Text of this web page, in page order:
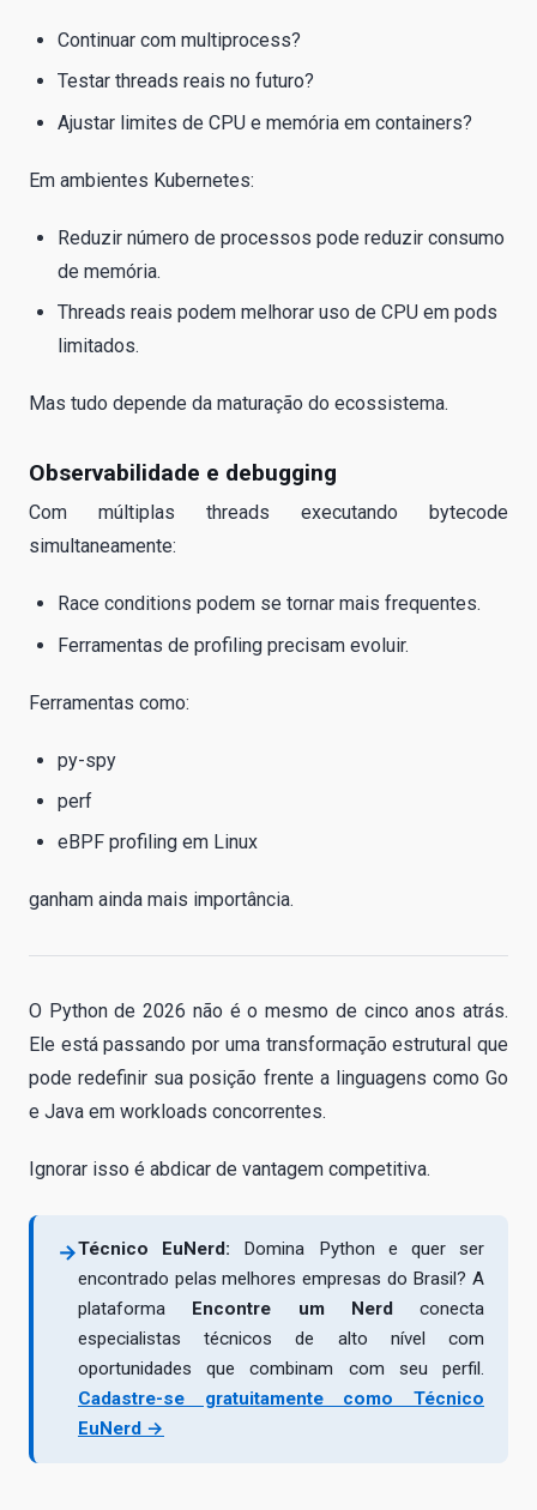
Continuar com multiprocess?
Testar threads reais no futuro?
Ajustar limites de CPU e memória em containers?
Em ambientes Kubernetes:
Reduzir número de processos pode reduzir consumo
de memória.
Threads reais podem melhorar uso de CPU em pods
limitados.
Mas tudo depende da maturação do ecossistema.
Observabilidade e debugging
Com múltiplas threads executando bytecode
simultaneamente:
Race conditions podem se tornar mais frequentes.
Ferramentas de profiling precisam evoluir.
Ferramentas como:
py-spy
perf
eBPF profiling em Linux
ganham ainda mais importância.
O Python de 2026 não é o mesmo de cinco anos atrás.
Ele está passando por uma transformação estrutural que
pode redefinir sua posição frente a linguagens como Go
e Java em workloads concorrentes.
Ignorar isso é abdicar de vantagem competitiva.
→Técnico EuNerd: Domina Python e quer ser
encontrado pelas melhores empresas do Brasil? A
plataforma Encontre um Nerdconecta
especialistas técnicos de alto nível com
oportunidades que combinam com seu perfil.
Cadastre-se gratuitamente como Técnico
EuNerd →